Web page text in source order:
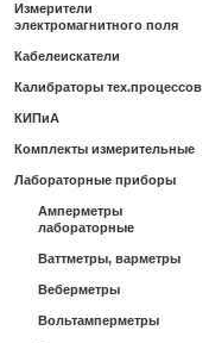
Измерители
электромагнитного поля
Кабелеискатели
Калибраторы тех.процессов
КИПиА
Комплекты измерительные
Лабораторные приборы
Амперметры
лабораторные
Ваттметры, варметры
Веберметры
Вольтамперметры